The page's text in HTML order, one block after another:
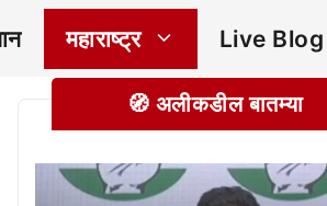
महाराष्ट्र Live Blog
🧭 अलीकडील बातम्या